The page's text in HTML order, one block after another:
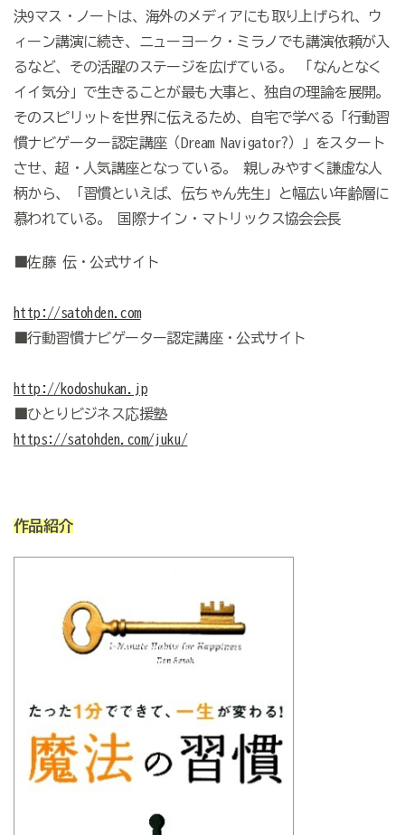
決9マス・ノートは、海外のメディアにも取り上げられ、ウ
ィーン講演に続き、ニューヨーク・ミラノでも講演依頼が入
るなど、その活躍のステージを広げている。 「なんとなく
イイ気分」で生きることが最も大事と、独自の理論を展開。
そのスピリットを世界に伝えるため、自宅で学べる「行動習
慣ナビゲーター認定講座（Dream Navigator?）」をスタート
させ、超・人気講座となっている。 親しみやすく謙虚な人
柄から、「習慣といえば、伝ちゃん先生」と幅広い年齢層に
慕われている。 国際ナイン・マトリックス協会会長
■佐藤 伝・公式サイト
http://satohden.com
■行動習慣ナビゲーター認定講座・公式サイト
http://kodoshukan.jp
■ひとりビジネス応援塾
https://satohden.com/juku/
作品紹介